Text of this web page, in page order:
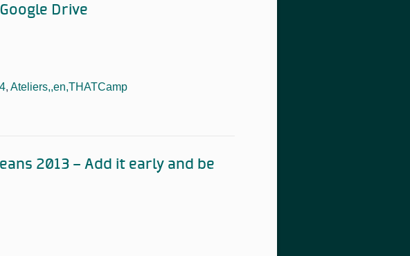
Drive
, Ateliers,,en,THATCamp
2013 – Add it early and be